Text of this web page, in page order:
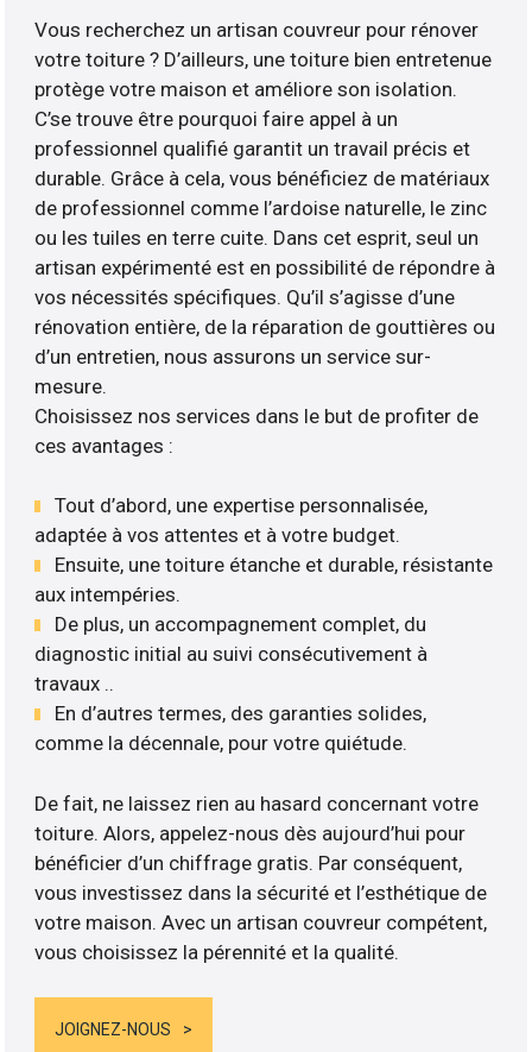
Vous recherchez un artisan couvreur pour rénover
votre toiture ? D’ailleurs, une toiture bien entretenue
protège votre maison et améliore son isolation.
C’se trouve être pourquoi faire appel à un
professionnel qualifié garantit un travail précis et
durable. Grâce à cela, vous bénéficiez de matériaux
de professionnel comme l’ardoise naturelle, le zinc
ou les tuiles en terre cuite. Dans cet esprit, seul un
artisan expérimenté est en possibilité de répondre à
vos nécessités spécifiques. Qu’il s’agisse d’une
rénovation entière, de la réparation de gouttières ou
d’un entretien, nous assurons un service sur-
mesure.
Choisissez nos services dans le but de profiter de
ces avantages :
Tout d’abord, une expertise personnalisée,
adaptée à vos attentes et à votre budget.
Ensuite, une toiture étanche et durable, résistante
aux intempéries.
De plus, un accompagnement complet, du
diagnostic initial au suivi consécutivement à
travaux ..
En d’autres termes, des garanties solides,
comme la décennale, pour votre quiétude.
De fait, ne laissez rien au hasard concernant votre
toiture. Alors, appelez-nous dès aujourd’hui pour
bénéficier d’un chiffrage gratis. Par conséquent,
vous investissez dans la sécurité et l’esthétique de
votre maison. Avec un artisan couvreur compétent,
vous choisissez la pérennité et la qualité.
JOIGNEZ-NOUS